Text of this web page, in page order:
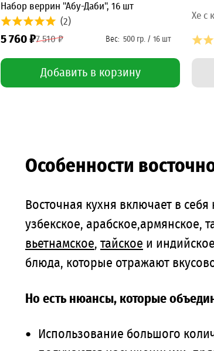
Набор веррин "Абу-Даби", 16 шт
(2)
7 510 ₽
5 760 ₽
Добавить в корзину
Хе с
Особенности
Восточная кухня включает в
узбекское, арабское,армянское,
вьетнамское, тайское и
блюда, которые отражают
Но есть нюансы, которые
Использование большого